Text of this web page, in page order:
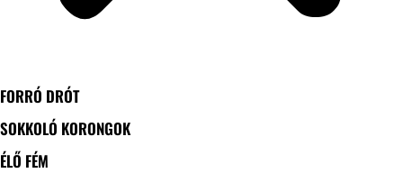
FORRÓ DRÓT
SOKKOLÓ KORONGOK
ÉLŐ FÉM